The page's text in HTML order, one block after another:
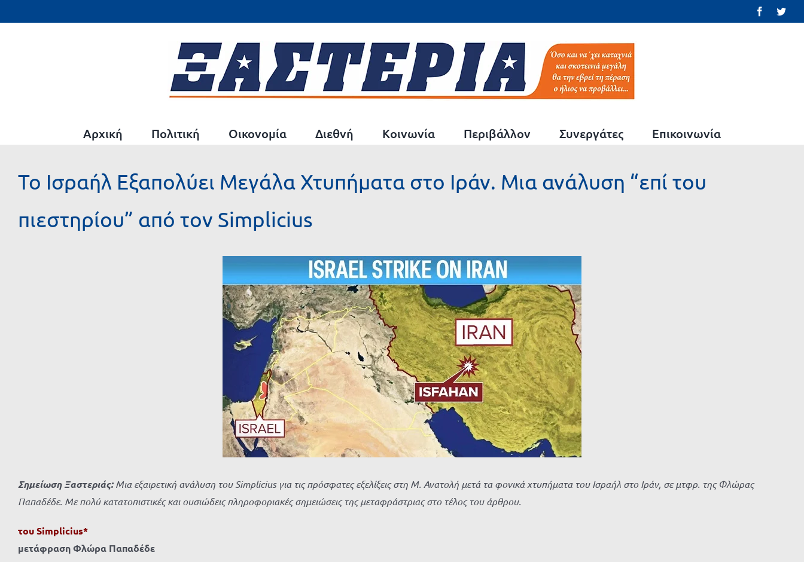
στο
Facebook
Αρχική Πολιτική Οικονομία Διεθνή Κοινωνία Περιβάλλον Συνεργάτες Επικοινωνία
Το Ισραήλ Εξαπολύει Μεγάλα Χτυπήματα στο Ιράν. Μια ανάλυση “επί του
πιεστηρίου” από τον Simplicius
Σημείωση Ξαστεριάς:Μια εξαιρετική ανάλυση του Simplicius για τις πρόσφατες εξελίξεις στη Μ. Ανατολή μετά τα φονικά χτυπήματα του Ισραήλ στο Ιράν, σε μτφρ. της Φλώρας
Παπαδέδε. Με πολύ κατατοπιστικές και ουσιώδεις πληροφοριακές σημειώσεις της μεταφράστριας στο τέλος του άρθρου.
τουSimplicius*
μετάφραση Φλώρα Παπαδέδε